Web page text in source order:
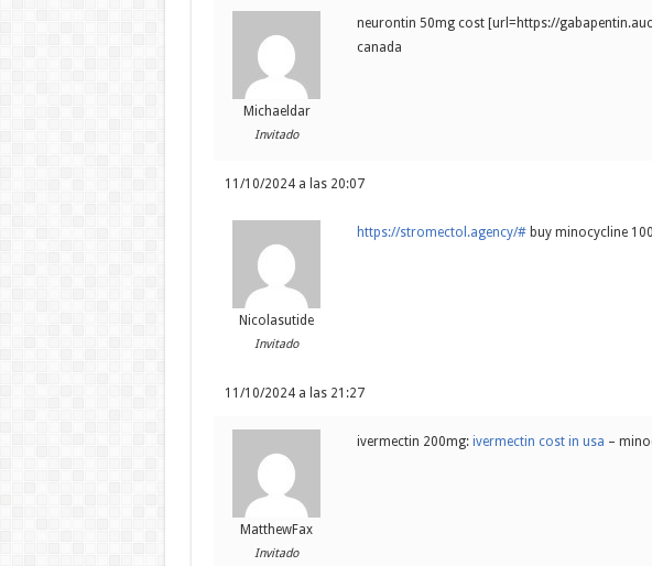
Michaeldar
Invitado
neurontin 50mg cost [url=https://
canada
11/10/2024 a las 20:07
Nicolasutide
Invitado
https://stromectol.agency/#buy minocycline
11/10/2024 a las 21:27
MatthewFax
Invitado
ivermectin 200mg: ivermectin cost in usa –